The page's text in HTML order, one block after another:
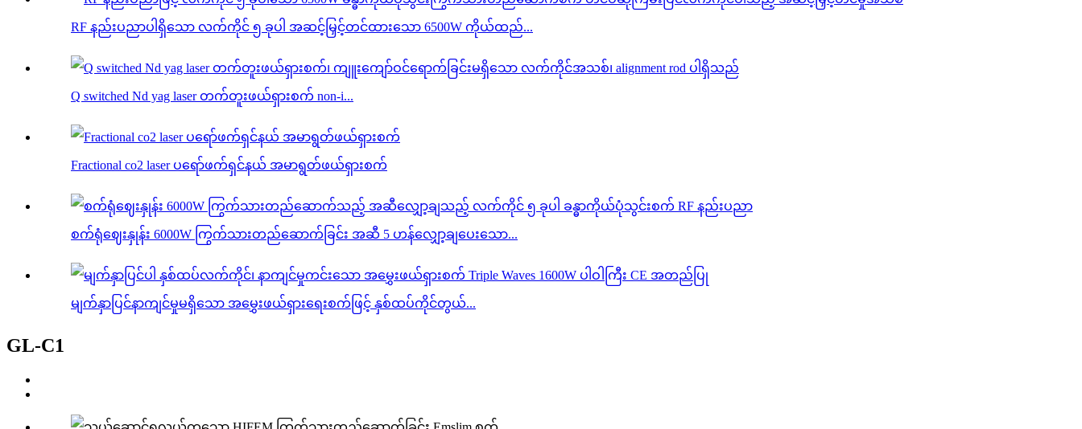
RF နည်းပညာပါရှိသော လက်ကိုင် ၅ ခုပါ အဆင့်မြှင့်တင်ထားသော 6500W ကိုယ်ထည်...
Q switched Nd yag laser တက်တူးဖယ်ရှားစက် non-i...
Fractional co2 laser ပရော်ဖက်ရှင်နယ် အမာရွတ်ဖယ်ရှားစက်
စက်ရုံဈေးနှုန်း 6000W ကြွက်သားတည်ဆောက်ခြင်း အဆီ 5 ဟန်လျှော့ချပေးသော...
မျက်နှာပြင်နာကျင်မှုမရှိသော အမွှေးဖယ်ရှားရေးစက်ဖြင့် နှစ်ထပ်ကိုင်တွယ်...
GL-C1